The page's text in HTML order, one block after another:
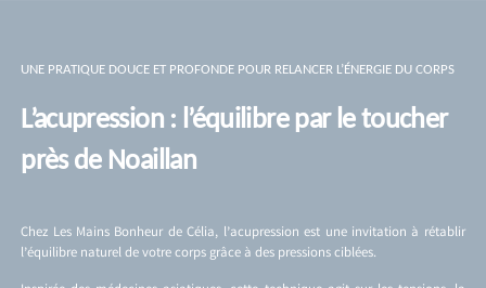
UNE PRATIQUE DOUCE ET PROFONDE POUR RELANCER L’ÉNERGIE DU CORPS
L’acupression : l’équilibre par le toucher
près de Noaillan
Chez Les Mains Bonheur de Célia, l’acupression est une invitation à rétablir
l’équilibre naturel de votre corps grâce à des pressions ciblées.